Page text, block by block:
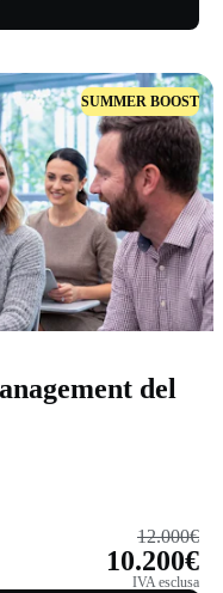
SUMMER BOOST
del
12.000€
10.200€
IVA esclusa